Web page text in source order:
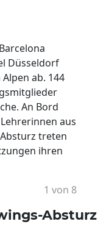
Düsseldorf
ab. 144
An Bord
aus
treten
ihren
1 von 8
Absturz